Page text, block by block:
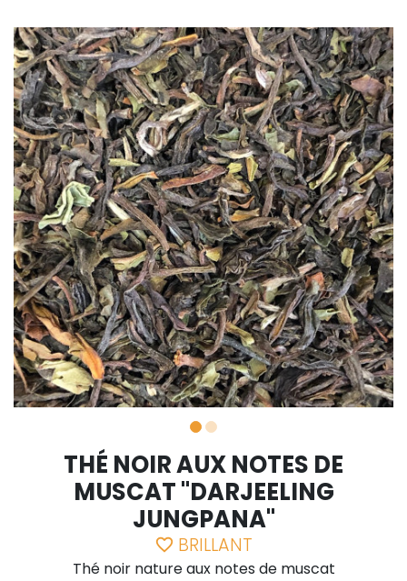
THÉ NOIR AUX NOTES DE
MUSCAT "DARJEELING
JUNGPANA"
favorite_border BRILLANT
Thé noir nature aux notes de muscat